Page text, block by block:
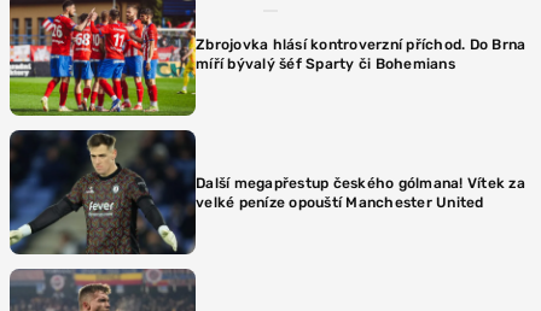
Zbrojovka hlásí kontroverzní příchod. Do Brna
míří bývalý šéf Sparty či Bohemians
Další megapřestup českého gólmana! Vítek za
velké peníze opouští Manchester United